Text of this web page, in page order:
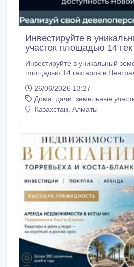
Инвестируйте в
участок площадью 14
Инвестируйте в уникальный
площадью 14 гектаров в
земельный участок площадью 14
Центральной части России! Представляем
исключительную возможность
26/06/2026 13:27
Дома, дачи, земельные
Казахстан, Алматы